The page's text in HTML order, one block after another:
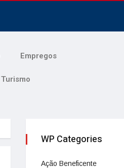
Empregos
Turismo
WP Categories
Ação Beneficente